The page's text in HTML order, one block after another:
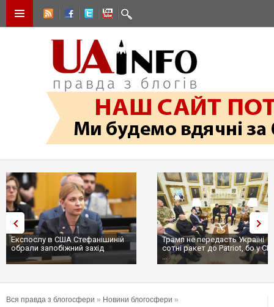
Експослу в США Стефанішиній
обрали запобіжний захід
Трамп не передасть Україні
сотні ракет до Patriot, бо у
...
Вся правда з блогосфери » Новини блогосфери »